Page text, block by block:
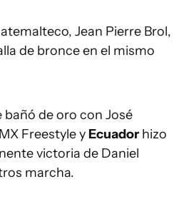
Jean Pierre Brol,
de bronce en el mismo
bañó de oro con José
Freestyle y Ecuador hizo
victoria de Daniel
marcha.